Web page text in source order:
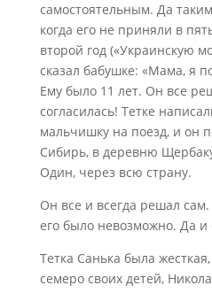
самостоятельным. Да
когда его не приняли в
второй год («Украинскую
сказал бабушке: «Мама, я
Ему было 11 лет. Он все
согласилась! Тетке
мальчишку на поезд, и он
Сибирь, в деревню
Один, через всю страну.
Он все и всегда решал
его было невозможно. Да и
Тетка Санька была
семеро своих детей,